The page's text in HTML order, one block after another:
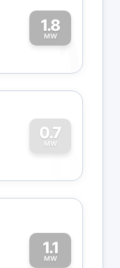
1.8
MW1
0.7
MW
0
1.1
MW